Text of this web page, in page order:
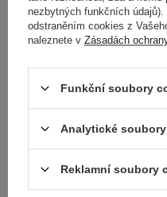
nezbytných funkčních
odstraněním cookies z
naleznete v Zásadách
Funkční soubory
Analytické
Reklamní soubory